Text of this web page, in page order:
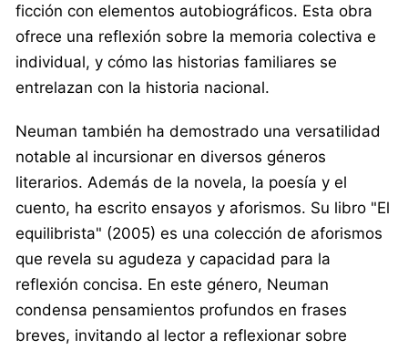
ficción con elementos autobiográficos. Esta obra
ofrece una reflexión sobre la memoria colectiva e
individual, y cómo las historias familiares se
entrelazan con la historia nacional.
Neuman también ha demostrado una versatilidad
notable al incursionar en diversos géneros
literarios. Además de la novela, la poesía y el
cuento, ha escrito ensayos y aforismos. Su libro "El
equilibrista" (2005) es una colección de aforismos
que revela su agudeza y capacidad para la
reflexión concisa. En este género, Neuman
condensa pensamientos profundos en frases
breves, invitando al lector a reflexionar sobre